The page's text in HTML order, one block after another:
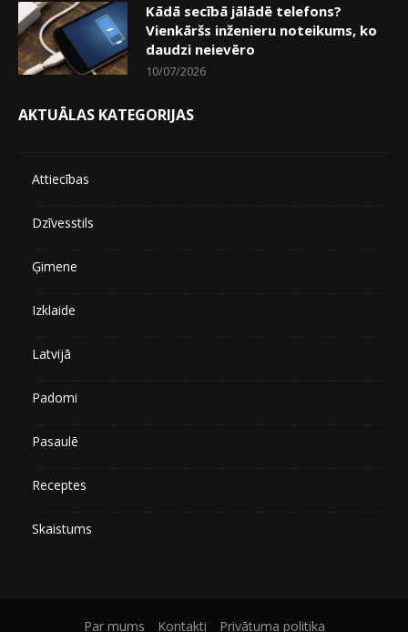
Kādā secībā jālādē telefons?
Vienkāršs inženieru noteikums, ko
daudzi neievēro
10/07/2026
AKTUĀLAS KATEGORIJAS
Attiecības
Dzīvesstils
Ģimene
Izklaide
Latvijā
Padomi
Pasaulē
Receptes
Skaistums
Par mums Kontakti Privātuma politika